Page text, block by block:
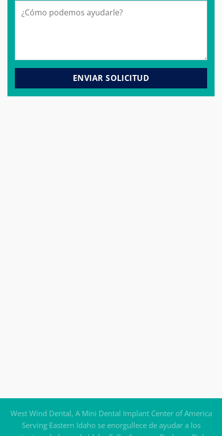
West Wind Dental, A Mini Dental Implant Center of America
Serving Eastern Idaho se enorgullece de ayudar a los